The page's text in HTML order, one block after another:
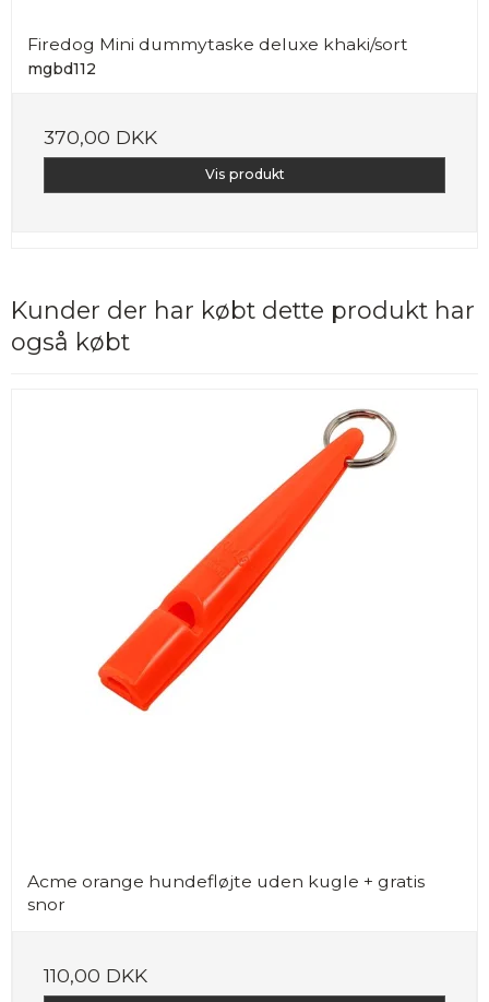
Firedog Mini dummytaske deluxe khaki/sort
mgbd112
370,00 DKK
Vis produkt
Kunder der har købt dette produkt har
også købt
Acme orange hundefløjte uden kugle + gratis
snor
110,00 DKK